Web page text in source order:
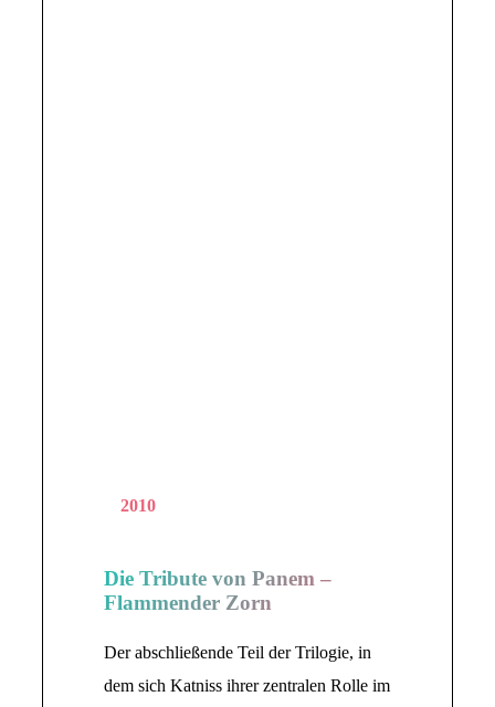
2010
Die Tribute von Panem –
Flammender Zorn
Der abschließende Teil der Trilogie, in
dem sich Katniss ihrer zentralen Rolle im